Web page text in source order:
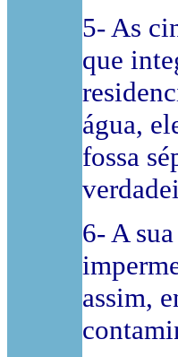
5- As
que
água,
fossa
6- A
assim,